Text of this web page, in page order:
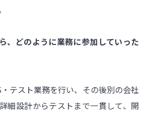
、どのように業務に参加していった
テスト業務を行い、その後別の会社
細設計からテストまで一貫して、開